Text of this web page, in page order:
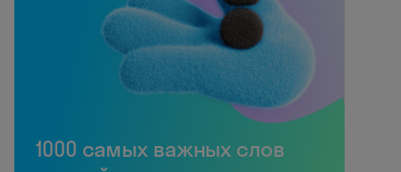
1000 самых важных слов